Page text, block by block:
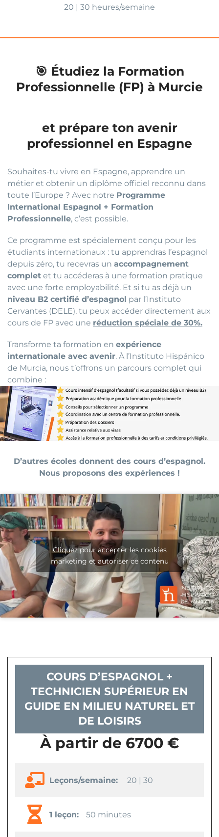
20 | 30 heures/semaine
🎯 Étudiez la Formation
Professionnelle (FP) à Murcie
et prépare ton avenir
professionnel en Espagne
Souhaites-tu vivre en Espagne, apprendre un
métier et obtenir un diplôme officiel reconnu dans
toute l’Europe ? Avec notre Programme
International Espagnol + Formation
Professionnelle, c’est possible.
Ce programme est spécialement conçu pour les
étudiants internationaux : tu apprendras l’espagnol
depuis zéro, tu recevras un accompagnement
complet et tu accéderas à une formation pratique
avec une forte employabilité. Et si tu as déjà un
niveau B2 certifié d’espagnol par l’Instituto
Cervantes (DELE), tu peux accéder directement aux
cours de FP avec une réduction spéciale de 30%.
Transforme ta formation en expérience
internationale avec avenir. À l’Instituto Hispánico
de Murcia, nous t’offrons un parcours complet qui
combine :
D’autres écoles donnent des cours d’espagnol.
Nous proposons des expériences !
Cliquez pour accepter les cookies
marketing et autoriser ce contenu
COURS D’ESPAGNOL +
TECHNICIEN SUPÉRIEUR EN
GUIDE EN MILIEU NATUREL ET
DE LOISIRS
À partir de 6700 €
Leçons/semaine: 20 | 30
1 leçon: 50 minutes